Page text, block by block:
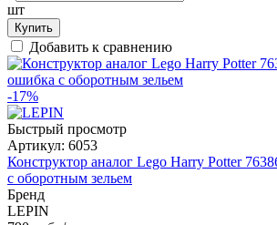
шт
Купить
Добавить к сравнению
-17%
Быстрый просмотр
Артикул: 6053
Конструктор аналог Lego Harry Potter
с оборотным зельем
Бренд
LEPIN